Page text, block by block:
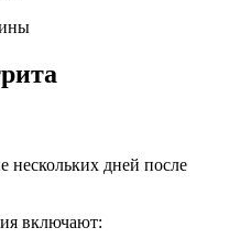
нескольких дней после
включают: